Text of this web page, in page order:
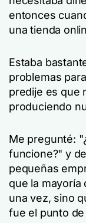
entonces
una tienda
Estaba
problemas
predije es que
produciendo
Me pregunté:
funcione?" y
pequeñas
que la mayoría
una vez, sino
fue el punto